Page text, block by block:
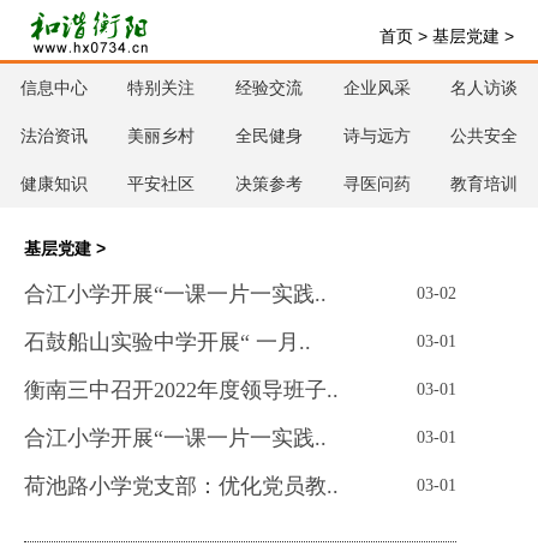
首页 > 基层党建 >
信息中心 特别关注 经验交流 企业风采 名人访谈
法治资讯 美丽乡村 全民健身 诗与远方 公共安全
健康知识 平安社区 决策参考 寻医问药 教育培训
基层党建 >
合江小学开展“一课一片一实践.. 03-02
石鼓船山实验中学开展“ 一月.. 03-01
衡南三中召开2022年度领导班子.. 03-01
合江小学开展“一课一片一实践.. 03-01
荷池路小学党支部：优化党员教.. 03-01